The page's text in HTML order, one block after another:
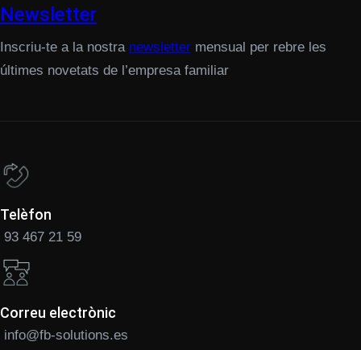
Newsletter
Inscriu-te a la nostra newsletter mensual per rebre les
últimes novetats de l’empresa familiar
Telèfon
93 467 21 59
Correu electrònic
info@fb-solutions.es